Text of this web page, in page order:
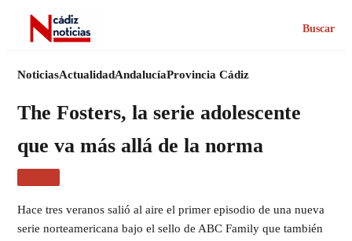
Buscar
NoticiasActualidadAndalucíaProvincia Cádiz
The Fosters, la serie adolescente
que va más allá de la norma
Hace tres veranos salió al aire el primer episodio de una nueva
serie norteamericana bajo el sello de ABC Family que también